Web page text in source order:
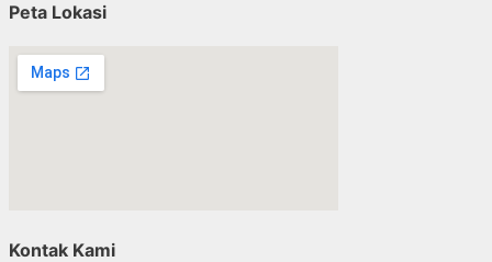
Peta Lokasi
Kontak Kami